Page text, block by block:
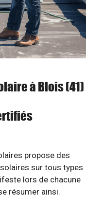
à Blois (41)
propose des
sur tous types
lors de chacune
résumer ainsi.